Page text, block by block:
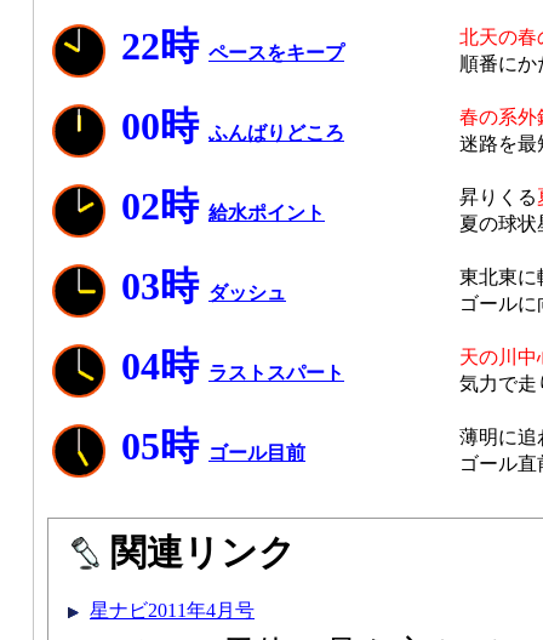
22時 ペースをキープ
北天の春
順番にか
00時 ふんばりどころ
春の系外
迷路を最
02時 給水ポイント
昇りくる
夏の球状
03時 ダッシュ
東北東に
ゴール
04時 ラストスパート
天の川中
気力で走
05時 ゴール目前
薄明に追
ゴール直
関連リンク
星ナビ2011年4月号